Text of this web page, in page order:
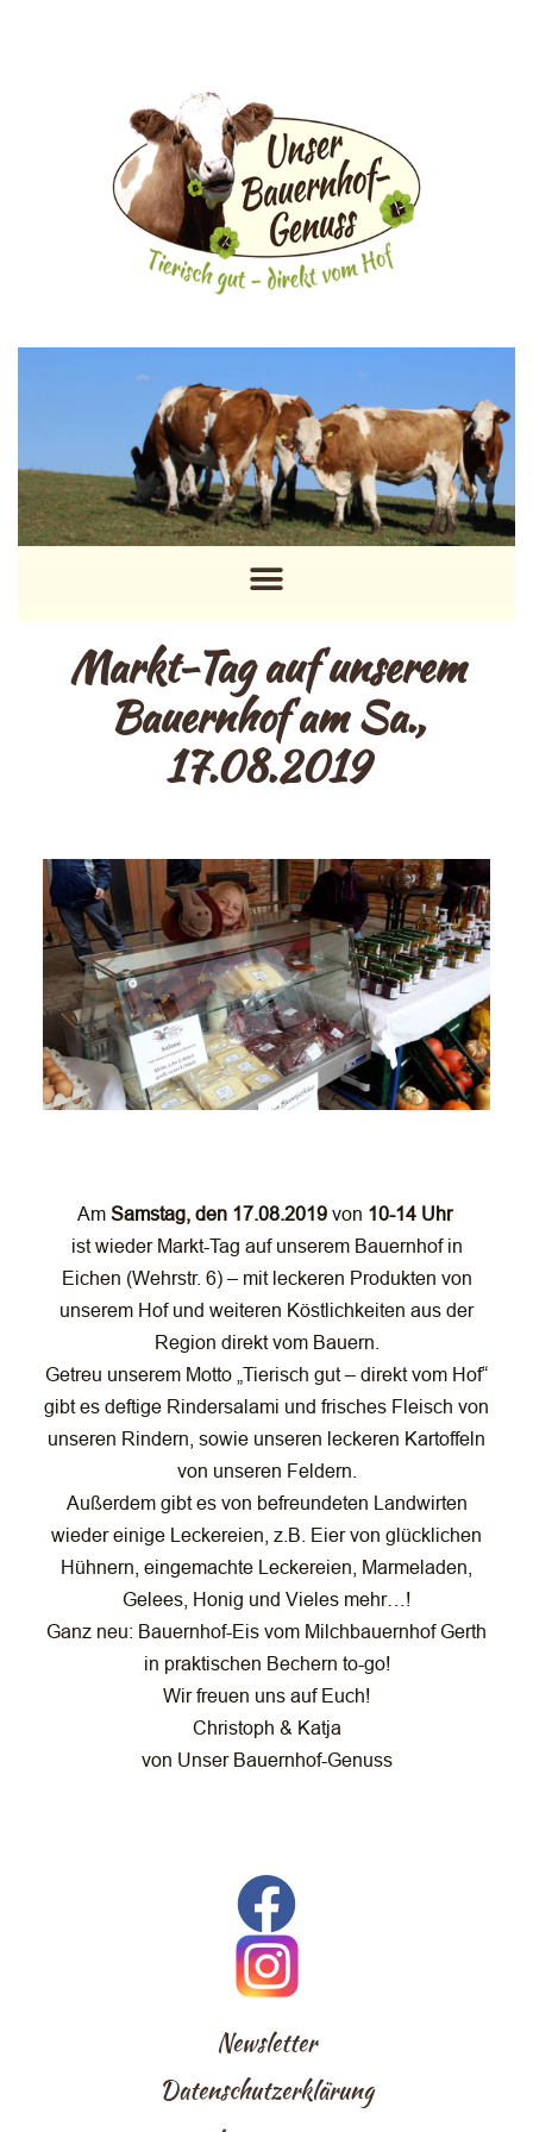
Markt-Tag auf unserem
Bauernhof am Sa.,
17.08.2019
Am Samstag, den 17.08.2019von 10-14 Uhr
ist wieder Markt-Tag auf unserem Bauernhof in
Eichen (Wehrstr. 6) – mit leckeren Produkten von
unserem Hof und weiteren Köstlichkeiten aus der
Region direkt vom Bauern.
Getreu unserem Motto „Tierisch gut – direkt vom Hof“
gibt es deftige Rindersalami und frisches Fleisch von
unseren Rindern, sowie unseren leckeren Kartoffeln
von unseren Feldern.
Außerdem gibt es von befreundeten Landwirten
wieder einige Leckereien, z.B. Eier von glücklichen
Hühnern, eingemachte Leckereien, Marmeladen,
Gelees, Honig und Vieles mehr…!
Ganz neu: Bauernhof-Eis vom Milchbauernhof Gerth
in praktischen Bechern to-go!
Wir freuen uns auf Euch!
Christoph & Katja
von Unser Bauernhof-Genuss
Newsletter
Datenschutzerklärung